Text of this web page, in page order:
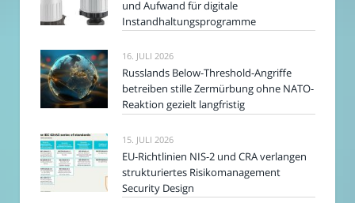
und Aufwand für digitale
Instandhaltungsprogramme
16. JULI 2026
Russlands Below-Threshold-Angriffe
betreiben stille Zermürbung ohne NATO-
Reaktion gezielt langfristig
15. JULI 2026
EU-Richtlinien NIS-2 und CRA verlangen
strukturiertes Risikomanagement
Security Design